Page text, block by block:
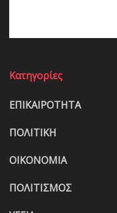
Κατηγορίες
ΕΠΙΚΑΙΡΟΤΗΤΑ
ΠΟΛΙΤΙΚΗ
ΟΙΚΟΝΟΜΙΑ
ΠΟΛΙΤΙΣΜΟΣ